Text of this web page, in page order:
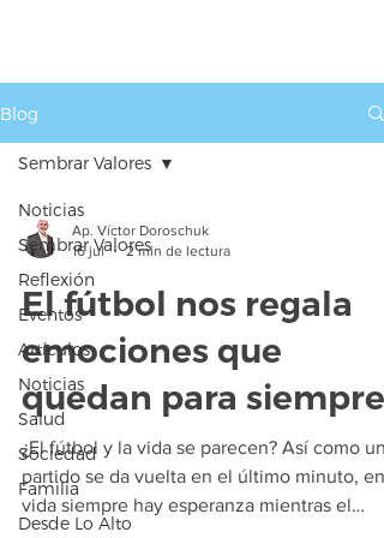
Blog
Noticias
Sembrar Valores
Reflexión
Eventos
Artículos
Noticias
Salud
Sociedad
Familia
Desde Lo Alto
Sembrar Valores
Ap. Víctor Doroschuk
16 jul
2 min de lectura
El fútbol nos regala
emociones que
quedan para siempre
¿El fútbol y la vida se parecen? Así como un
partido se da vuelta en el último minuto, en
vida siempre hay esperanza mientras el
corazón lata. No importa si vas perdiendo 2-